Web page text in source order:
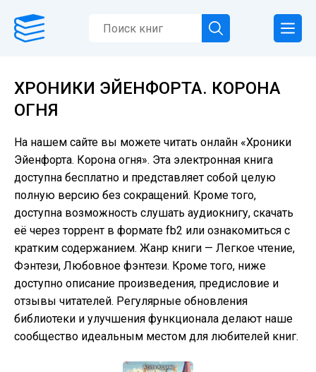
ХРОНИКИ ЭЙЕНФОРТА. КОРОНА
ОГНЯ
На нашем сайте вы можете читать онлайн «Хроники
Эйенфорта. Корона огня». Эта электронная книга
доступна бесплатно и представляет собой целую
полную версию без сокращений. Кроме того,
доступна возможность слушать аудиокнигу, скачать
её через торрент в формате fb2 или ознакомиться с
кратким содержанием. Жанр книги — Легкое чтение,
Фэнтези, Любовное фэнтези. Кроме того, ниже
доступно описание произведения, предисловие и
отзывы читателей. Регулярные обновления
библиотеки и улучшения функционала делают наше
сообщество идеальным местом для любителей книг.